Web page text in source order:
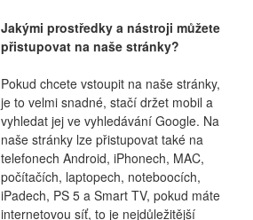
Jakými prostředky a nástroji můžete
přistupovat na naše stránky?
Pokud chcete vstoupit na naše stránky,
je to velmi snadné, stačí držet mobil a
vyhledat jej ve vyhledávání Google. Na
naše stránky lze přistupovat také na
telefonech Android, iPhonech, MAC,
počítačích, laptopech, noteboocích,
iPadech, PS 5 a Smart TV, pokud máte
internetovou síť, to je nejdůležitější